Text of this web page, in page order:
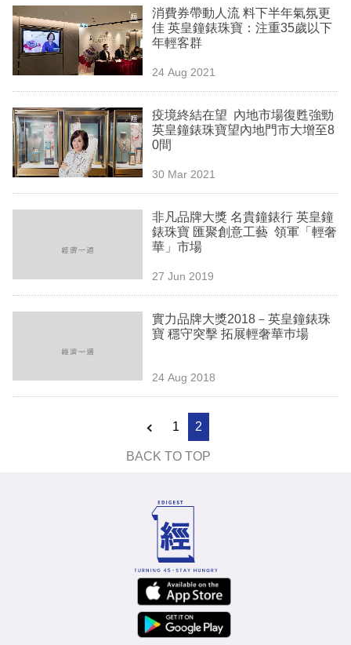
欄
訂
閱
區
消費券帶動人流 料下半年氣氛更
佳 英皇鐘錶珠寶：注重35歲以下
年輕客群
24 Aug 2021
疫境終結在望 內地市場復甦強勁
英皇鐘錶珠寶望內地門市大增至8
0間
30 Mar 2021
非凡品牌大獎 名貴鐘錶行 英皇鐘
錶珠寶 匯聚創意工藝 領軍「輕奢
華」市場
27 Jun 2019
實力品牌大獎2018－英皇鐘錶珠
寶 穩守突擊 拓展輕奢華巿場
24 Aug 2018
1 2
BACK TO TOP